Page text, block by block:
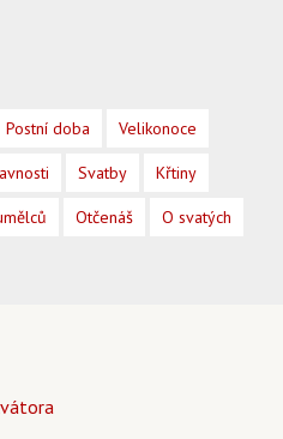
Postní doba Velikonoce
Svatby Křtiny
Otčenáš O svatých